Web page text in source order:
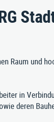
Raum und
in
deren